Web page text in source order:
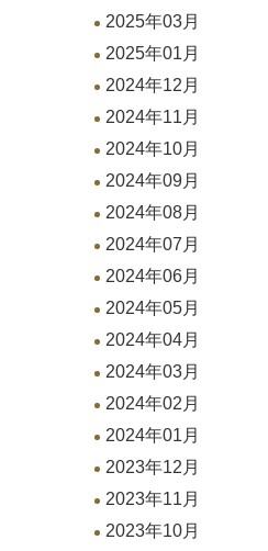
2025年03月
2025年01月
2024年12月
2024年11月
2024年10月
2024年09月
2024年08月
2024年07月
2024年06月
2024年05月
2024年04月
2024年03月
2024年02月
2024年01月
2023年12月
2023年11月
2023年10月